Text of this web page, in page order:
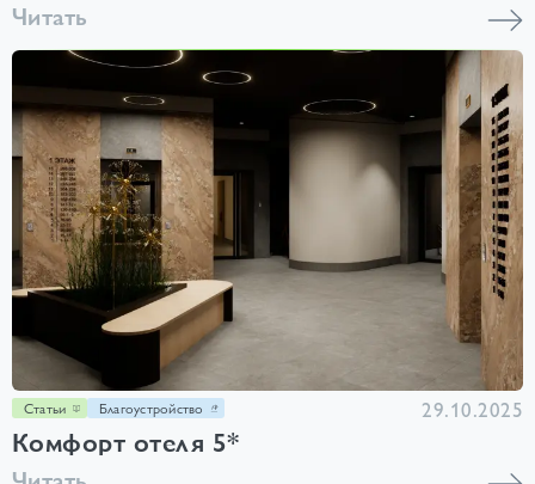
Читать
Статьи Благоустройство 29.10.2025
Комфорт отеля 5*